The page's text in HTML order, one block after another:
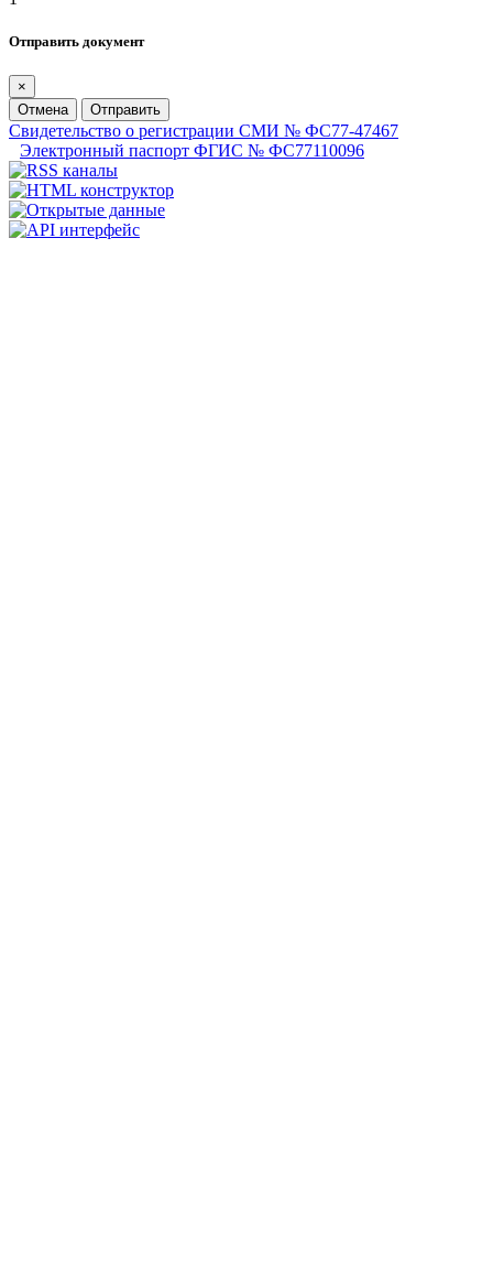
Отправить документ
×
Отмена
Отправить
Свидетельство о регистрации СМИ № ФС77-47467
Электронный паспорт ФГИС № ФС77110096